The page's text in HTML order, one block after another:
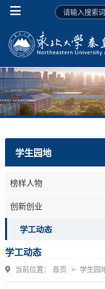
学生园地
榜样人物
创新创业
学工动态
学工动态
当前位置： 首页 > 学生园